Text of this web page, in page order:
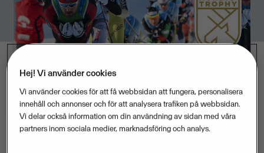
Hej! Vi använder cookies
Vi använder cookies för att få webbsidan att fungera, personalisera
innehåll och annonser och för att analysera trafiken på webbsidan.
Vi delar också information om din användning av sidan med våra
partners inom sociala medier, marknadsföring och analys.